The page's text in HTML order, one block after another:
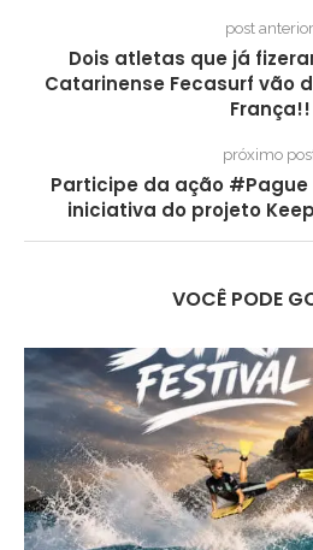
post anterior
Dois atletas que já
Catarinense Fecasurf vão
França!!
próximo
Participe da ação #Pague
iniciativa do projeto
VOCÊ PODE